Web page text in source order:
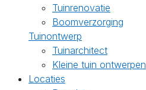
Tuinrenovatie
Boomverzorging
Tuinontwerp
Tuinarchitect
Kleine tuin ontwerpen
Locaties